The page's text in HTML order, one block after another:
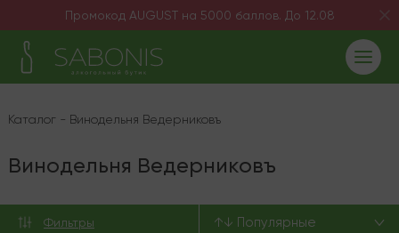
Промокод AUGUST на 5000 баллов. До 12.08
Каталог - Винодельня Ведерниковъ
Винодельня Ведерниковъ
Фильтры ↑↓ Популярные